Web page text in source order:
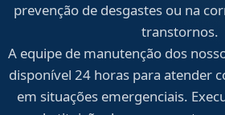
prevenção de desgastes ou na
transtornos.
A equipe de manutenção dos
disponível 24 horas para atender
em situações emergenciais.